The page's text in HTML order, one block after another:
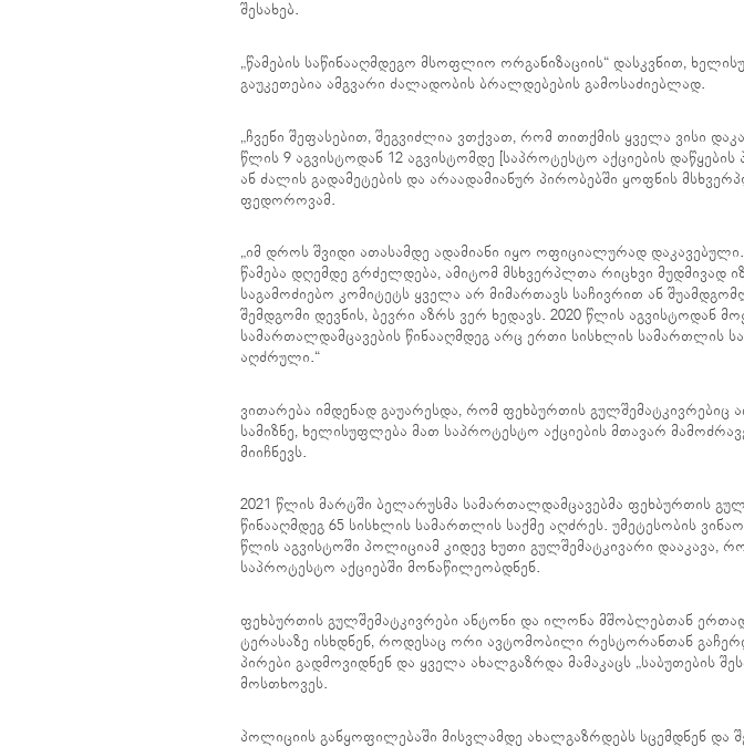
შესახებ.
„წამების საწინააღმდეგო მსოფლიო ორგანიზაციის“ დასკვნით,
გაუკეთებია ამგვარი ძალადობის ბრალდებების გამოსაძიებლად.
„ჩვენი შეფასებით, შეგვიძლია ვთქვათ, რომ თითქმის ყველა ვისი
წლის 9 აგვისტოდან 12 აგვისტომდე [საპროტესტო აქციების დაწყების
ან ძალის გადამეტების და არაადამიანურ პირობებში ყოფნის
ფედოროვამ.
„იმ დროს შვიდი ათასამდე ადამიანი იყო ოფიციალურად დაკავებული.
წამება დღემდე გრძელდება, ამიტომ მსხვერპლთა რიცხვი მუდმივად
საგამოძიებო კომიტეტს ყველა არ მიმართავს საჩივრით ან
შემდგომი დევნის, ბევრი აზრს ვერ ხედავს. 2020 წლის აგვისტოდან
სამართალდამცავების წინააღმდეგ არც ერთი სისხლის სამართლის
აღძრული.“
ვითარება იმდენად გაუარესდა, რომ ფეხბურთის გულშემატკივრებიც
სამიზნე, ხელისუფლება მათ საპროტესტო აქციების მთავარ
მიიჩნევს.
2021 წლის მარტში ბელარუსმა სამართალდამცავებმა ფეხბურთის
წინააღმდეგ 65 სისხლის სამართლის საქმე აღძრეს. უმეტესობის
წლის აგვისტოში პოლიციამ კიდევ ხუთი გულშემატკივარი დააკავა,
საპროტესტო აქციებში მონაწილეობდნენ.
ფეხბურთის გულშემატკივრები ანტონი და ილონა მშობლებთან
ტერასაზე ისხდნენ, როდესაც ორი ავტომობილი რესტორანთან
პირები გადმოვიდნენ და ყველა ახალგაზრდა მამაკაცს „საბუთების
მოსთხოვეს.
პოლიციის განყოფილებაში მისვლამდე ახალგაზრდებს სცემდნენ და